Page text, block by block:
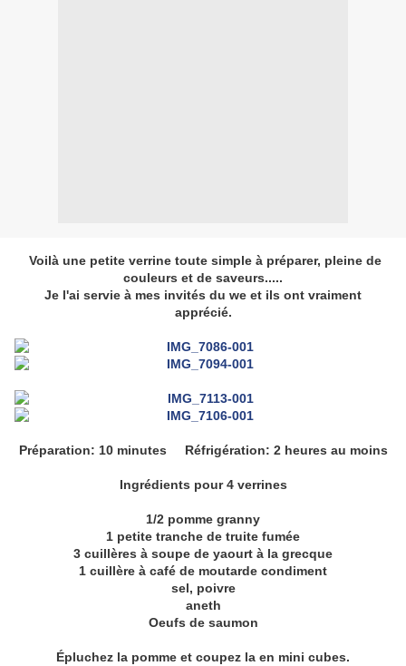
Voilà une petite verrine toute simple à préparer, pleine de
couleurs et de saveurs.....
Je l'ai servie à mes invités du we et ils ont vraiment
apprécié.
Préparation: 10 minutes Réfrigération: 2 heures au moins
Ingrédients pour 4 verrines
1/2 pomme granny
1 petite tranche de truite fumée
3 cuillères à soupe de yaourt à la grecque
1 cuillère à café de moutarde condiment
sel, poivre
aneth
Oeufs de saumon
Épluchez la pomme et coupez la en mini cubes.